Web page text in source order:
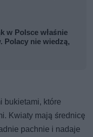
w Polsce właśnie
Polacy nie wiedzą,
bukietami, które
Kwiaty mają średnicę
pachnie i nadaje